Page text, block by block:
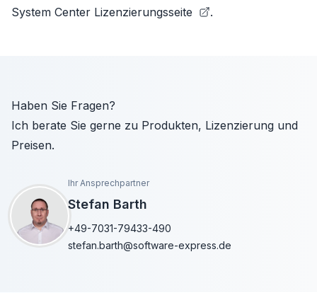
System Center Lizenzierungsseite
.
Haben Sie Fragen?
Ich berate Sie gerne zu Produkten, Lizenzierung und
Preisen.
Ihr Ansprechpartner
Stefan Barth
+49-7031-79433-490
stefan.barth@software-express.de